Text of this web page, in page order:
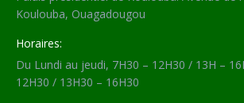
Koulouba, Ouagadougou
Horaires:
Du Lundi au jeudi, 7H30 – 12H30 / 13H –
12H30 / 13H30 – 16H30